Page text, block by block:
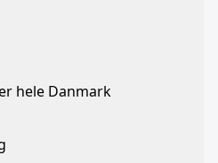
hele Danmark